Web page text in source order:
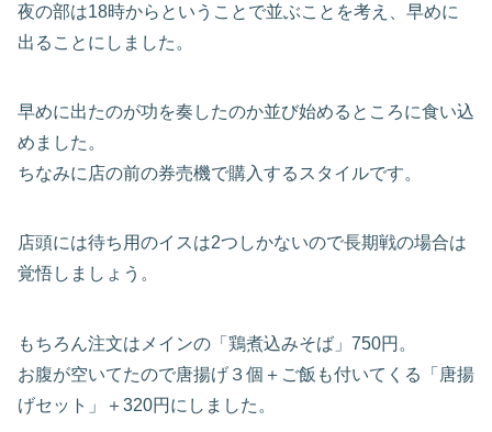
夜の部は18時からということで並ぶことを考え、早めに
出ることにしました。
早めに出たのが功を奏したのか並び始めるところに食い込
めました。
ちなみに店の前の券売機で購入するスタイルです。
店頭には待ち用のイスは2つしかないので長期戦の場合は
覚悟しましょう。
もちろん注文はメインの「鶏煮込みそば」750円。
お腹が空いてたので唐揚げ３個＋ご飯も付いてくる「唐揚
げセット」＋320円にしました。